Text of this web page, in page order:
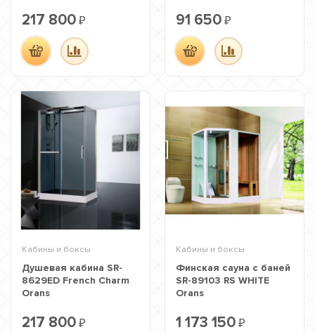
217 800 ₽ 91 650 ₽
Кабины и боксы
Душевая кабина SR-
8629ED French Charm
Orans
217 800 ₽
Кабины и боксы
Финская сауна с баней
SR-89103 RS WHITE
Orans
1 173 150 ₽